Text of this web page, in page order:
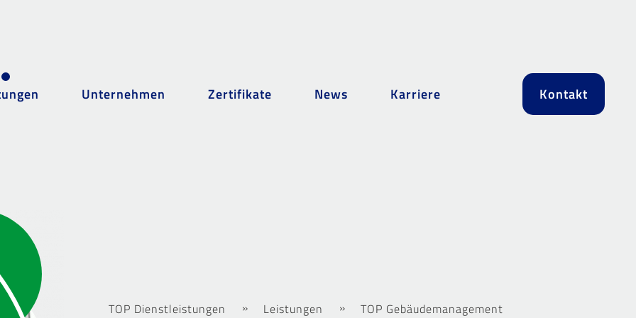
Unternehmen Zertifikate News Karriere Kontakt
TOP Dienstleistungen Leistungen TOP Gebäudemanagement